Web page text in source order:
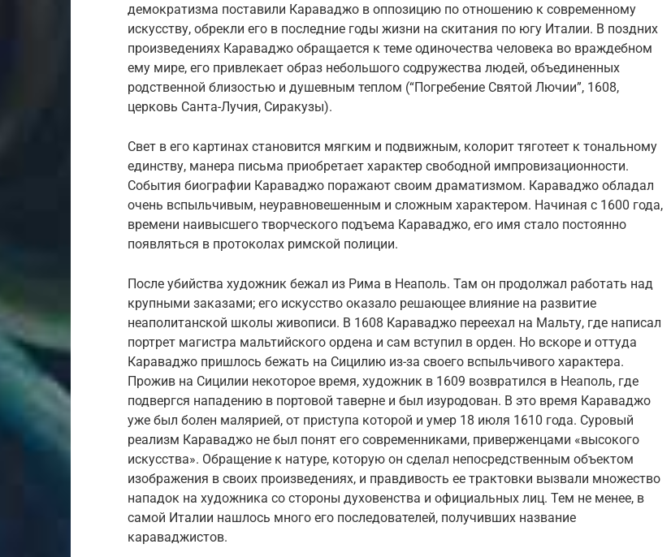
демократизма поставили Караваджо в оппозицию по отношению к современному
искусству, обрекли его в последние годы жизни на скитания по югу Италии. В поздних
произведениях Караваджо обращается к теме одиночества человека во враждебном
ему мире, его привлекает образ небольшого содружества людей, объединенных
родственной близостью и душевным теплом (“Погребение Святой Лючии”, 1608,
церковь Санта-Лучия, Сиракузы).
Свет в его картинах становится мягким и подвижным, колорит тяготеет к тональному
единству, манера письма приобретает характер свободной импровизационности.
События биографии Караваджо поражают своим драматизмом. Караваджо обладал
очень вспыльчивым, неуравновешенным и сложным характером. Начиная с 1600 года,
времени наивысшего творческого подъема Караваджо, его имя стало постоянно
появляться в протоколах римской полиции.
После убийства художник бежал из Рима в Неаполь. Там он продолжал работать над
крупными заказами; его искусство оказало решающее влияние на развитие
неаполитанской школы живописи. В 1608 Караваджо переехал на Мальту, где написал
портрет магистра мальтийского ордена и сам вступил в орден. Но вскоре и оттуда
Караваджо пришлось бежать на Сицилию из-за своего вспыльчивого характера.
Прожив на Сицилии некоторое время, художник в 1609 возвратился в Неаполь, где
подвергся нападению в портовой таверне и был изуродован. В это время Караваджо
уже был болен малярией, от приступа которой и умер 18 июля 1610 года. Суровый
реализм Караваджо не был понят его современниками, приверженцами «высокого
искусства». Обращение к натуре, которую он сделал непосредственным объектом
изображения в своих произведениях, и правдивость ее трактовки вызвали множество
нападок на художника со стороны духовенства и официальных лиц. Тем не менее, в
самой Италии нашлось много его последователей, получивших название
караваджистов.